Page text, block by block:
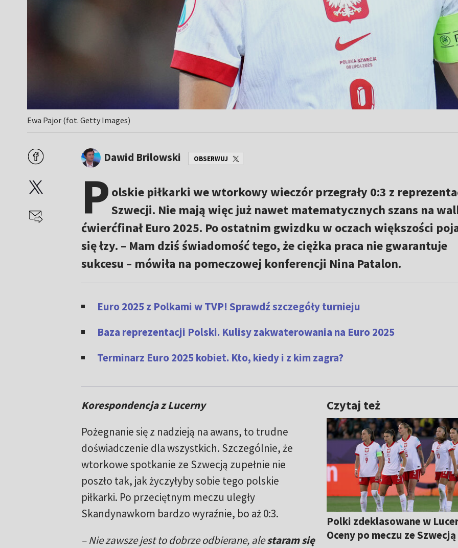
Ewa Pajor (fot. Getty Images)
Dawid Brilowski OBSERWUJ
P olskie piłkarki we wtorkowy wieczór przegrały 0:3 z
Szwecji. Nie mają więc już nawet matematycznych szans na
ćwierćfinał Euro 2025. Po ostatnim gwizdku w oczach większości
się łzy. – Mam dziś świadomość tego, że ciężka praca nie gwarantuje
sukcesu – mówiła na pomeczowej konferencji Nina Patalon.
Euro 2025 z Polkami w TVP! Sprawdź szczegóły turnieju
Baza reprezentacji Polski. Kulisy zakwaterowania na Euro 2025
Terminarz Euro 2025 kobiet. Kto, kiedy i z kim zagra?
Czytaj też
Polki zdeklasowane w
Oceny po meczu ze Szwecją
Korespondencja z Lucerny
Pożegnanie się z nadzieją na awans, to trudne
doświadczenie dla wszystkich. Szczególnie, że
wtorkowe spotkanie ze Szwecją zupełnie nie
poszło tak, jak życzyłyby sobie tego polskie
piłkarki. Po przeciętnym meczu uległy
Skandynawkom bardzo wyraźnie, bo aż 0:3.
– Nie zawsze jest to dobrze odbierane, alestaram się